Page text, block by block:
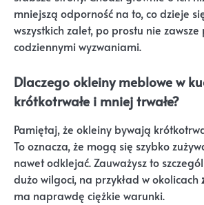
mniejszą odporność na to, co dzieje
wszystkich zalet, po prostu nie
codziennymi wyzwaniami.
Dlaczego okleiny meblowe w
krótkotrwałe i mniej trwałe?
Pamiętaj, że okleiny bywają
To oznacza, że mogą się szybko
nawet odklejać. Zauważysz to
dużo wilgoci, na przykład w okolicach
ma naprawdę ciężkie warunki.